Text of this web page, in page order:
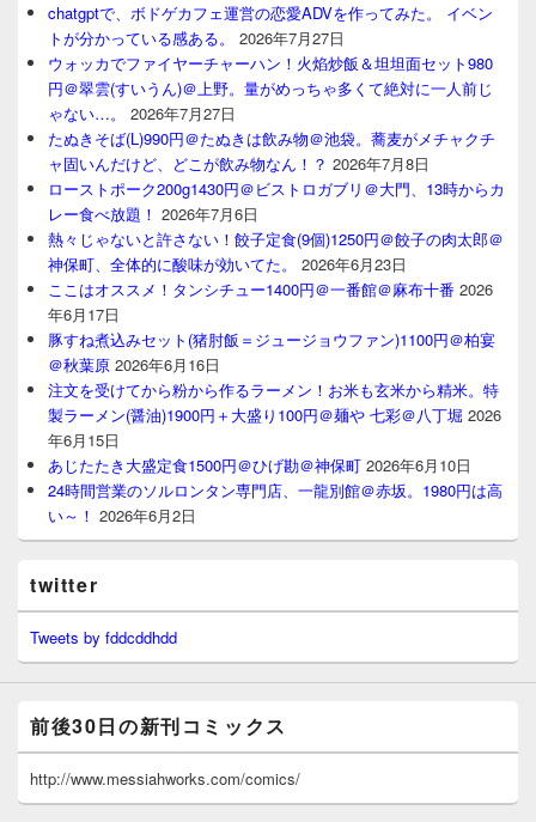
chatgptで、ボドゲカフェ運営の恋愛ADVを作ってみた。 イベン
トが分かっている感ある。
2026年7月27日
ウォッカでファイヤーチャーハン！火焰炒飯＆坦坦面セット980
円＠翠雲(すいうん)＠上野。量がめっちゃ多くて絶対に一人前じ
ゃない…。
2026年7月27日
たぬきそば(L)990円＠たぬきは飲み物＠池袋。蕎麦がメチャクチ
ャ固いんだけど、どこが飲み物なん！？ 2026年7月8日
ローストポーク200g1430円＠ビストロガブリ＠大門、13時からカ
レー食べ放題！ 2026年7月6日
熱々じゃないと許さない！餃子定食(9個)1250円＠餃子の肉太郎＠
神保町、全体的に酸味が効いてた。
2026年6月23日
ここはオススメ！タンシチュー1400円＠一番館＠麻布十番 2026
年6月17日
豚すね煮込みセット(猪肘飯＝ジュージョウファン)1100円＠柏宴
＠秋葉原 2026年6月16日
注文を受けてから粉から作るラーメン！お米も玄米から精米。特
製ラーメン(醤油)1900円＋大盛り100円＠麺や 七彩＠八丁堀 2026
年6月15日
あじたたき大盛定食1500円＠ひげ勘＠神保町 2026年6月10日
24時間営業のソルロンタン専門店、一龍別館＠赤坂。1980円は高
い～！ 2026年6月2日
twitter
Tweets by fddcddhdd
前後30日の新刊コミックス
http://www.messiahworks.com/comics/